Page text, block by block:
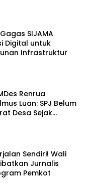
SIJAMA
Digital untuk
Infrastruktur
Luan: SPJ Belum
Desa Sejak
Sendiri! Wali
Jurnalis
Pemkot